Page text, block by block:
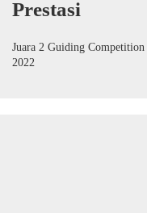
Prestasi
Juara 2 Guiding Competition
2022